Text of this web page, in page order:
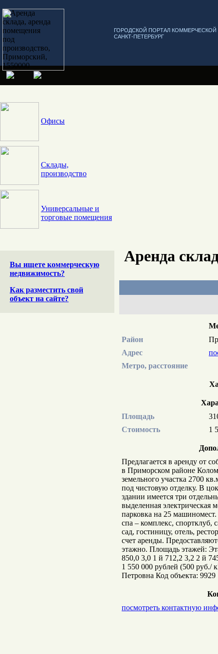
ГОРОДСКОЙ ПОРТАЛ
САНКТ-ПЕТЕРБУРГ
Офисы
Склады,
производство
Универсальные и
торговые помещения
Вы ищете коммерческую
недвижимость?
Как разместить свой
объект на сайте?
Аренда
Район
Адрес
Метро, расстояние
Площадь
Стоимость
1
Предлагается в аренду от
в Приморском районе
земельного участка 2700
под чистовую отделку. В
здании имеется три
выделенная электрическая
парковка на 25
спа – комплекс, спортклуб,
сад, гостиницу, отель,
счет аренды.
этажно. Площадь этажей:
850,0 3,0 1 й 712,2 3,2 2 й
1 550 000 рублей (500
Петровна Код объекта:
посмотреть контактную